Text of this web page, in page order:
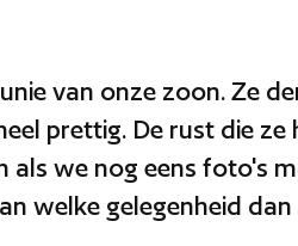
van onze zoon. Ze
prettig. De rust die
we nog eens foto's
welke gelegenheid